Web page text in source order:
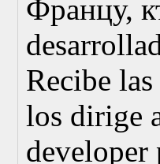
Францу,
Recibe
los dirige